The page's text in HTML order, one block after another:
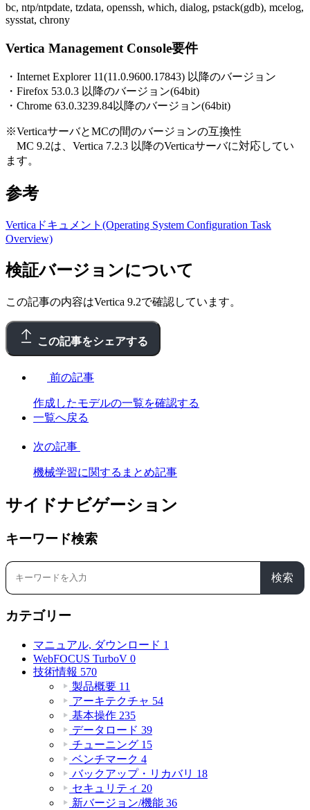
bc, ntp/ntpdate, tzdata, openssh, which, dialog, pstack(gdb), mcelog,
sysstat, chrony
Vertica Management Console要件
・Internet Explorer 11(11.0.9600.17843) 以降のバージョン
・Firefox 53.0.3 以降のバージョン(64bit)
・Chrome 63.0.3239.84以降のバージョン(64bit)
※VerticaサーバとMCの間のバージョンの互換性
MC 9.2は、Vertica 7.2.3 以降のVerticaサーバに対応してい
ます。
参考
Verticaドキュメント(Operating System Configuration Task
Overview)
検証バージョンについて
この記事の内容はVertica 9.2で確認しています。
この記事をシェアする
前の記事
作成したモデルの一覧を確認する
一覧へ戻る
次の記事
機械学習に関するまとめ記事
サイドナビゲーション
キーワード検索
検索
カテゴリー
マニュアル, ダウンロード 1
WebFOCUS TurboV 0
技術情報 570
製品概要 11
アーキテクチャ 54
基本操作 235
データロード 39
チューニング 15
ベンチマーク 4
バックアップ・リカバリ 18
セキュリティ 20
新バージョン/機能 36